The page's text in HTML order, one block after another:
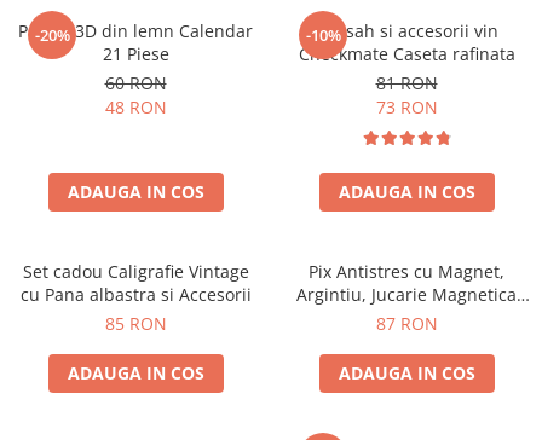
-20%
Puzzle 3D din lemn Calendar
21 Piese
60 RON
48 RON
ADAUGA IN COS
-10%
Set sah si accesorii vin
Checkmate Caseta rafinata
81 RON
73 RON
ADAUGA IN COS
Set cadou Caligrafie Vintage
cu Pana albastra si Accesorii
85 RON
ADAUGA IN COS
Pix Antistres cu Magnet,
Argintiu, Jucarie Magnetica
pentru Birou
87 RON
ADAUGA IN COS